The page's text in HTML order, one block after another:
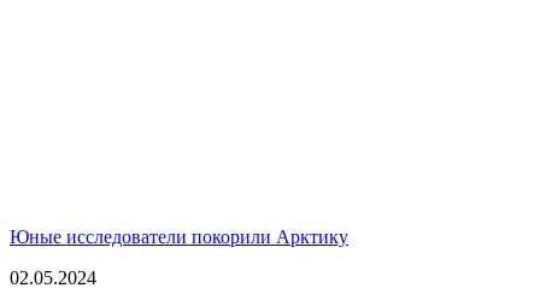
Юные исследователи покорили Арктику
02.05.2024